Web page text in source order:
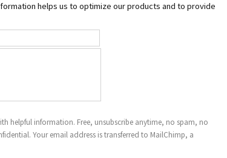
helps us to optimize our products and to provide
helpful information. Free, unsubscribe anytime, no spam, no
Your email address is transferred to MailChimp, a